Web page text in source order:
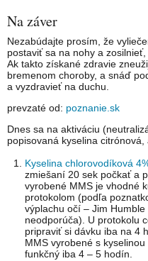
Na záver
Nezabúdajte prosím, že
postaviť sa na nohy a
Ak takto získané zdravie
bremenom choroby, a snáď
a vyzdravieť na duchu.
prevzaté od: poznanie.sk
Dnes sa na aktiváciu
popisovaná kyselina citrónová,
Kyselina chlorovodíková
zmiešaní 20 sek počkať a
vyrobené MMS je vhodné
protokolom (podľa
výplachu očí – Jim
neodporúča). U protokolu
pripraviť si dávku iba na 4
MMS vyrobené s
funkčný iba 4 – 5 hodín.